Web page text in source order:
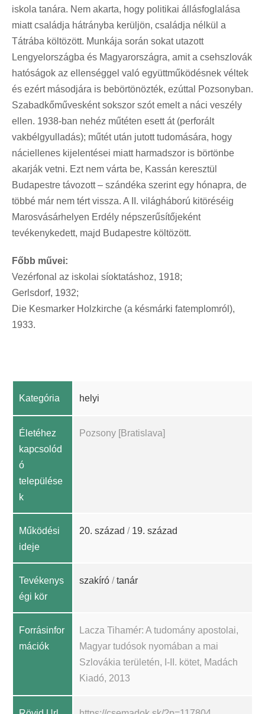
iskola tanára. Nem akarta, hogy politikai állásfoglalása
miatt családja hátrányba kerüljön, családja nélkül a
Tátrába költözött. Munkája során sokat utazott
Lengyelországba és Magyarországra, amit a csehszlovák
hatóságok az ellenséggel való együttműködésnek véltek
és ezért másodjára is bebörtönözték, ezúttal Pozsonyban.
Szabadkőművesként sokszor szót emelt a náci veszély
ellen. 1938-ban nehéz műtéten esett át (perforált
vakbélgyulladás); műtét után jutott tudomására, hogy
náciellenes kijelentései miatt harmadszor is börtönbe
akarják vetni. Ezt nem várta be, Kassán keresztül
Budapestre távozott – szándéka szerint egy hónapra, de
többé már nem tért vissza. A II. világháború kitöréséig
Marosvásárhelyen Erdély népszerűsítőjeként
tevékenykedett, majd Budapestre költözött.
Főbb művei:
Vezérfonal az iskolai síoktatáshoz, 1918;
Gerlsdorf, 1932;
Die Kesmarker Holzkirche (a késmárki fatemplomról),
1933.
Kategória helyi
Életéhez
kapcsolód
ó
települése
k
Pozsony [Bratislava]
Működési
ideje
20. század / 19. század
Tevékenys
égi kör
szakíró /tanár
Forrásinfor
mációk
Lacza Tihamér: A tudomány apostolai,
Magyar tudósok nyomában a mai
Szlovákia területén, I-II. kötet, Madách
Kiadó, 2013